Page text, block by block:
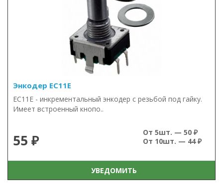
Энкодер EC11E
EC11E - инкрементальный энкодер с резьбой под гайку.
Имеет встроенный кнопо..
55 ₽
От 5шт. — 50 ₽
От 10шт. — 44 ₽
УВЕДОМИТЬ